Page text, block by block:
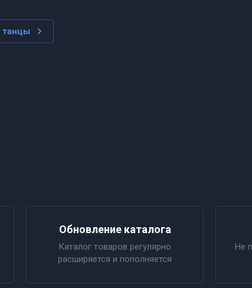
танцы
Обновление каталога
Каталог товаров регулярно
расширяется и пополняется
Не